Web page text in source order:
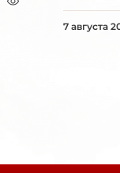
7 августа